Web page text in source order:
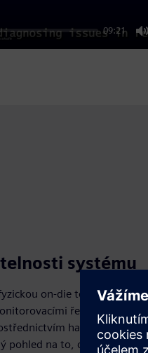
09:21
systému
on-die telemetrii z
řešeními od
hardwarového
pohled na to, co se stalo a